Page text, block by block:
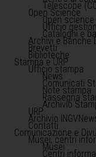
Telescope
Open Science
Open science
Ufficio
Cataloghi e
Archivi e Banche
Brevetti
Biblioteche
Stampa e URP
Ufficio stampa
News
Comunicati
Note stampa
Rassegna
Archivio
URP
Archivio
Contatti
Comunicazione e
Musei, centri
Musei
Centri